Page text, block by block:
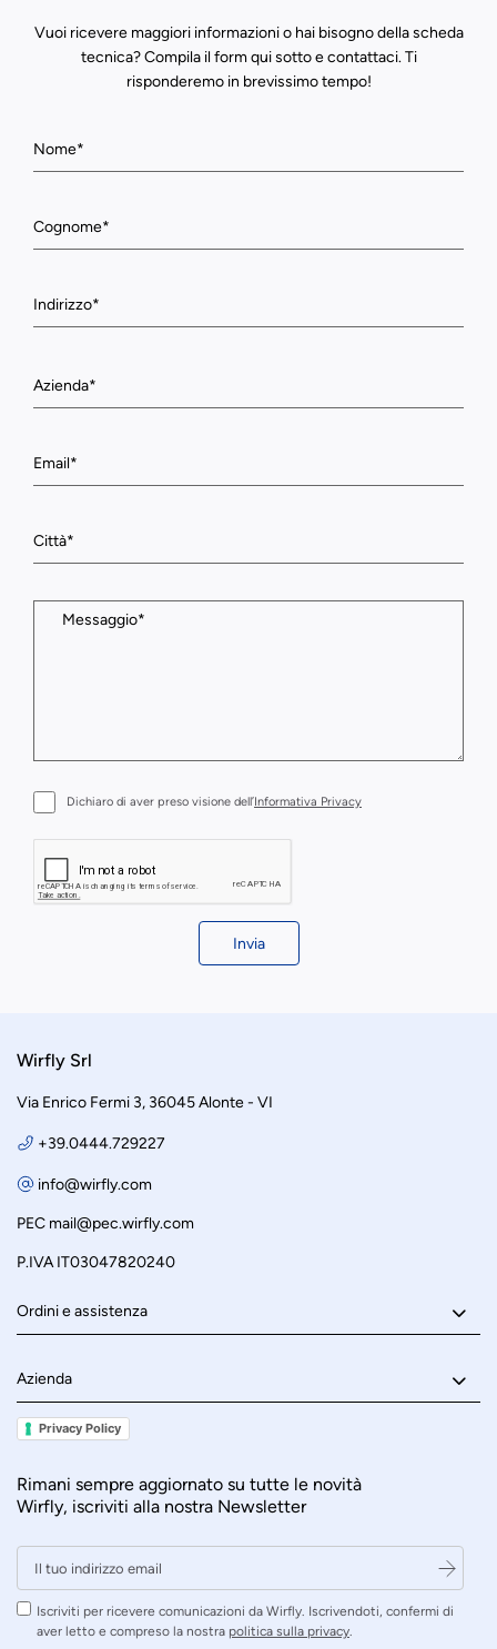
Vuoi ricevere maggiori informazioni o hai bisogno della scheda
tecnica? Compila il form qui sotto e contattaci. Ti
risponderemo in brevissimo tempo!
Dichiaro di aver preso visione dell’Informativa Privacy
Invia
Wirfly Srl
Via Enrico Fermi 3, 36045 Alonte - VI
+39.0444.729227
info@wirfly.com
PEC mail@pec.wirfly.com
P.IVA IT03047820240
Ordini e assistenza
Azienda
Privacy Policy
Rimani sempre aggiornato su tutte le novità
Wirfly, iscriviti alla nostra Newsletter
Iscriviti per ricevere comunicazioni da Wirfly. Iscrivendoti, confermi di
aver letto e compreso la nostra politica sulla privacy.